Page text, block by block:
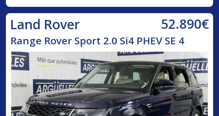
Land Rover 52.890€
Range Rover Sport 2.0 Si4 PHEV SE 4